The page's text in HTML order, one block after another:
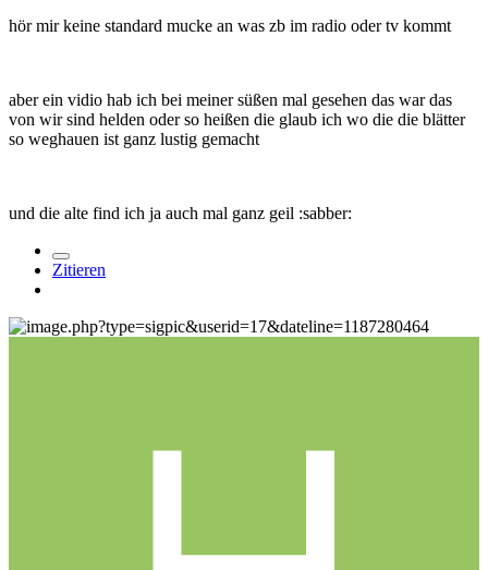
hör mir keine standard mucke an was zb im radio oder tv kommt
aber ein vidio hab ich bei meiner süßen mal gesehen das war das
von wir sind helden oder so heißen die glaub ich wo die die blätter
so weghauen ist ganz lustig gemacht
und die alte find ich ja auch mal ganz geil :sabber:
Zitieren